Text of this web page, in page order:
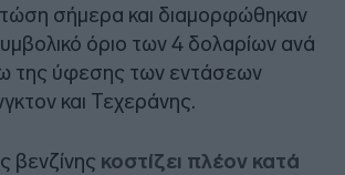
σήμερα και διαμορφώθηκαν
όριο των 4 δολαρίων ανά
της ύφεσης των εντάσεων
και Τεχεράνης.
βενζίνης κοστίζει πλέον κατά